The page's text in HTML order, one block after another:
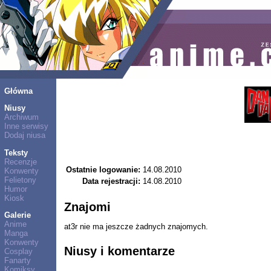
Główna
Niusy
Archiwum
Inne serwisy
Dodaj niusa
Teksty
Recenzje
Konwenty
Felietony
Humor
Kiosk
Galerie
Anime
Manga
Konwenty
Cosplay
Fanarty
Ostatnie logowanie: 14.08.2010
Data rejestracji: 14.08.2010
Znajomi
at3r nie ma jeszcze żadnych znajomych.
Niusy i komentarze